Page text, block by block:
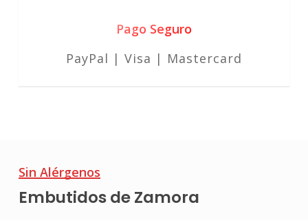
Pago Seguro
PayPal | Visa | Mastercard
Sin Alérgenos
Embutidos de Zamora